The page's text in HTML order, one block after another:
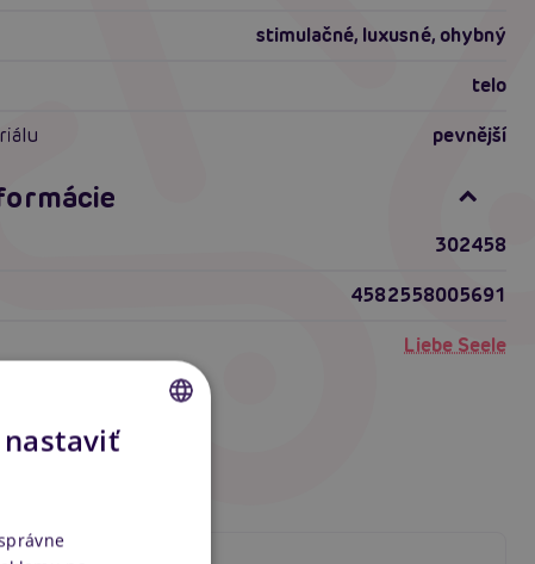
stimulačné, luxusné, ohybný
telo
pevnější
302458
4582558005691
Liebe Seele